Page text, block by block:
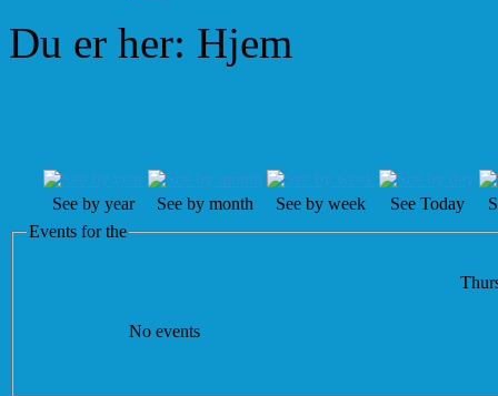
Du er her: Hjem
See by year See by month See by week See Today
Events for the
No events